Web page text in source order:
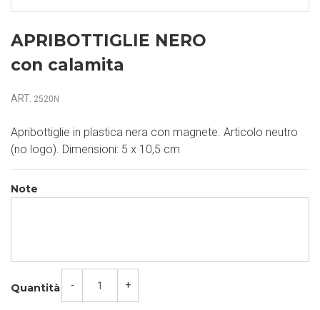
APRIBOTTIGLIE NERO
con calamita
ART. 2520N
Apribottiglie in plastica nera con magnete. Articolo neutro
(no logo). Dimensioni: 5 x 10,5 cm
Note
Quantità - +